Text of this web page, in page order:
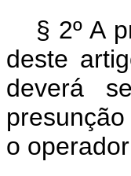
§ 2º A
deste
deverá
o